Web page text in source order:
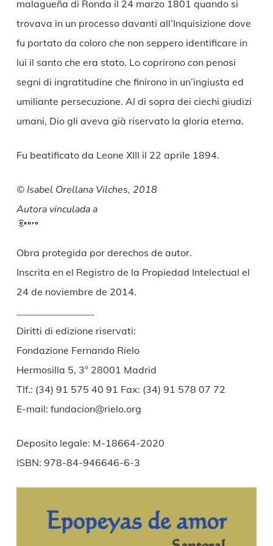
malagueña di Ronda il 24 marzo 1801 quando si
trovava in un processo davanti all’Inquisizione dove
fu portato da coloro che non seppero identificare in
lui il santo che era stato. Lo coprirono con penosi
segni di ingratitudine che finirono in un’ingiusta ed
umiliante persecuzione. Al di sopra dei ciechi giudizi
umani, Dio gli aveva già riservato la gloria eterna.
Fu beatificato da Leone XIII il 22 aprile 1894.
© Isabel Orellana Vilches, 2018
Autora vinculada a
Obra protegida por derechos de autor.
Inscrita en el Registro de la Propiedad Intelectual el
24 de noviembre de 2014.
Diritti di edizione riservati:
Fondazione Fernando Rielo
Hermosilla 5, 3° 28001 Madrid
Tlf.: (34) 91 575 40 91 Fax: (34) 91 578 07 72
E-mail: fundacion@rielo.org
Deposito legale: M-18664-2020
ISBN: 978-84-946646-6-3